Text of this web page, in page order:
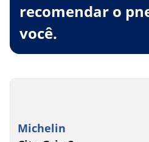
recomendar o
você.
Michelin